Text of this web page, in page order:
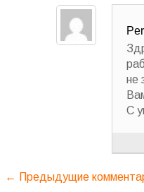
не
С
← Предыдущие